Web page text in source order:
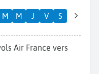
M M J V S